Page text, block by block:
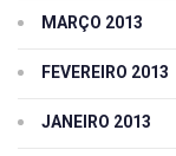
MARÇO 2013
FEVEREIRO 2013
JANEIRO 2013